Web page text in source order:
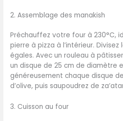
2. Assemblage des manakish
Préchauffez votre four à 230°C,
pierre à pizza à l’intérieur.
égales. Avec un rouleau à
un disque de 25 cm de diamètre
généreusement chaque disque
d’olive, puis saupoudrez de
3. Cuisson au four